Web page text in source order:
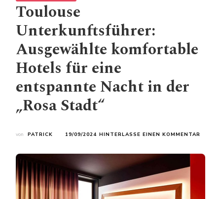
Toulouse
Unterkunftsführer:
Ausgewählte komfortable
Hotels für eine
entspannte Nacht in der
„Rosa Stadt“
von PATRICK 19/09/2024 HINTERLASSE EINEN KOMMENTAR